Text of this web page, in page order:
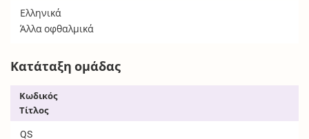
Ελληνικά
Άλλα οφθαλμικά
Κατάταξη ομάδας
Κωδικός
Τίτλος
QS